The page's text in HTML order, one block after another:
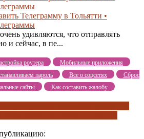
Телеграмму в Тольятти •
удивляются, что отправлять
и сейчас, в пе...
роутера
Мобильные приложения
пароль Все о соцсетях
Сброс
сайты Как составить жалобу